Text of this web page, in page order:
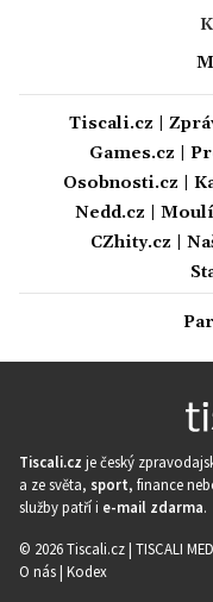
Tiscali.cz
Games.cz
Osobnosti.cz
Nedd.cz
CZhity.cz
Tiscali.cz je český
a ze světa, sport, finance
služby patří i e-mail zdarma.
© 2026 Tiscali.cz | TISCALI
O nás| Kodex